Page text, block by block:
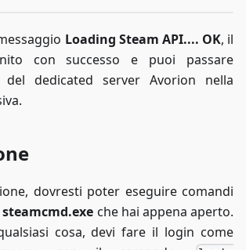
Loading Steam API.... OK, il
con successo e puoi passare
del dedicated server Avorion nella
dovresti poter eseguire comandi
steamcmd.exe che hai appena aperto.
cosa, devi fare il login come